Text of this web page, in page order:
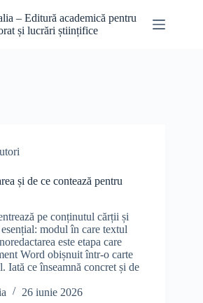
– Editură academică pentru
și lucrări științifice
și de ce contează pentru
pe conținutul cărții și
modul în care textul
este etapa care
Word obișnuit într-o carte
Iată ce înseamnă concret și de
26 iunie 2026